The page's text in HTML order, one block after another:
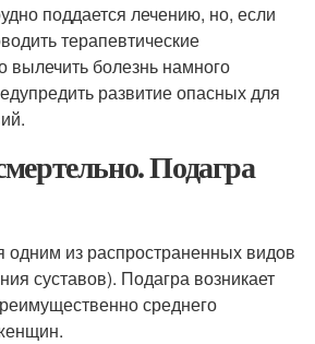
поддается лечению, но, если
терапевтические
болезнь намного
развитие опасных для
Подагра
одним из распространенных видов
суставов). Подагра возникает
среднего